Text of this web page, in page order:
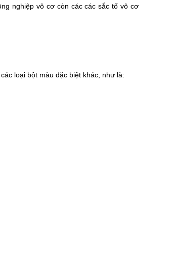
nghiệp vô cơ còn các các sắc tố vô cơ
loại bột màu đặc biệt khác, như là: